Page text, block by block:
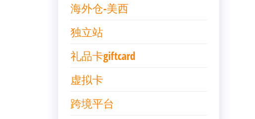
海外仓-美西
独立站
礼品卡giftcard
虚拟卡
跨境平台